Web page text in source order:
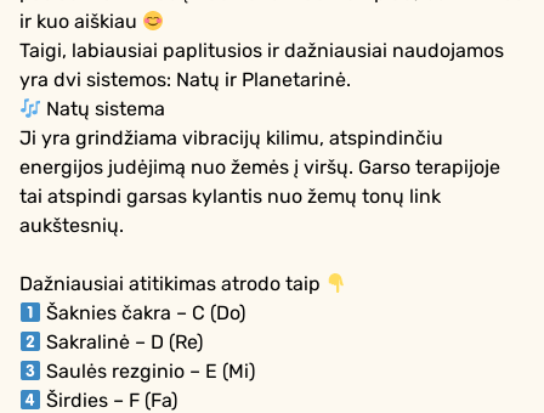
ir kuo aiškiau
Taigi, labiausiai paplitusios ir dažniausiai naudojamos
yra dvi sistemos: Natų ir Planetarinė.
Natų sistema
Ji yra grindžiama vibracijų kilimu, atspindinčiu
energijos judėjimą nuo žemės į viršų. Garso terapijoje
tai atspindi garsas kylantis nuo žemų tonų link
aukštesnių.
Dažniausiai atitikimas atrodo taip
Šaknies čakra – C (Do)
Sakralinė – D (Re)
Saulės rezginio – E (Mi)
Širdies – F (Fa)